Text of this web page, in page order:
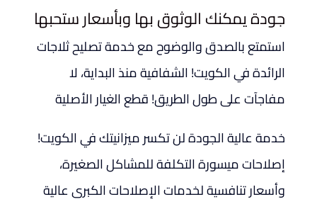
جودة يمكنك الوثوق بها وبأسعار ستحبها
استمتع بالصدق والوضوح مع خدمة تصليح ثلاجات
الرائدة في الكويت! الشفافية منذ البداية، لا
مفاجآت على طول الطريق! قطع الغيار الأصلية
خدمة عالية الجودة لن تكسر ميزانيتك في الكويت!
إصلاحات ميسورة التكلفة للمشاكل الصغيرة،
وأسعار تنافسية لخدمات الإصلاحات الكبرى عالية